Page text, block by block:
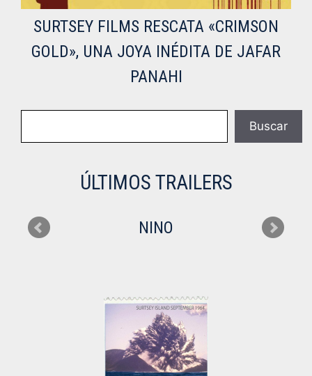
SURTSEY FILMS RESCATA «CRIMSON
GOLD», UNA JOYA INÉDITA DE JAFAR
PANAHI
Buscar
ÚLTIMOS TRAILERS
NINO